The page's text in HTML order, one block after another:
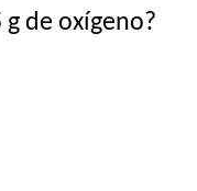
de oxígeno?